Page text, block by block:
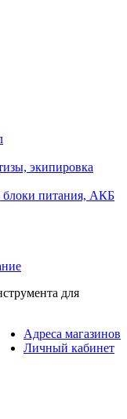
экипировка
питания, АКБ
для
Адреса магазинов
Личный кабинет